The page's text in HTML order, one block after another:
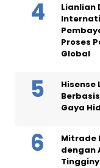
Lianlian
Proses
Global
Gaya
Mitrade
dengan